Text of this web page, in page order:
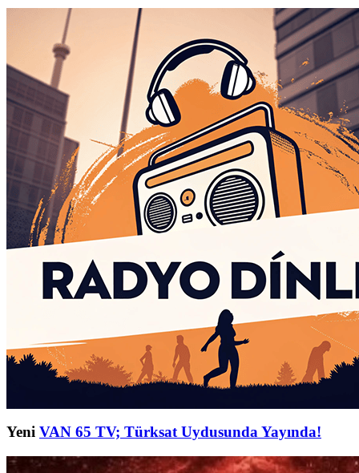
Yeni VAN 65 TV; Türksat Uydusunda Yayında!